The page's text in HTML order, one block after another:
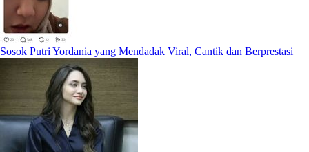
Sosok Putri Yordania yang Mendadak Viral, Cantik dan Berprestasi